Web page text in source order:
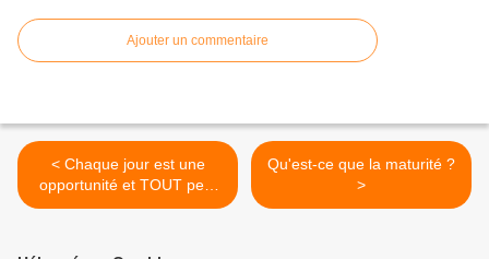
Ajouter un commentaire
< Chaque jour est une
opportunité et TOUT peut
aller pour le mieux
Qu'est-ce que la maturité ?
>